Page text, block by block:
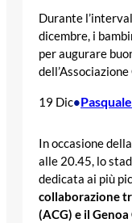
Durante
dicembre, i
per augurare
19 Dic•
In occasione
alle 20.45, lo
dedicata ai più
collaborazione
(ACG) e il Genoa